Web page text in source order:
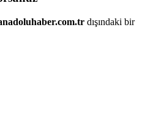
dışındaki bir